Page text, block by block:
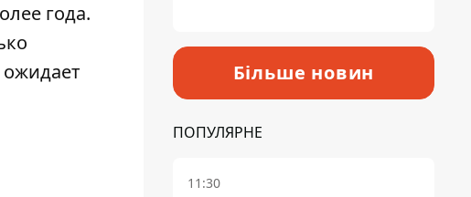
года.
Більше новин
ПОПУЛЯРНЕ
11:30